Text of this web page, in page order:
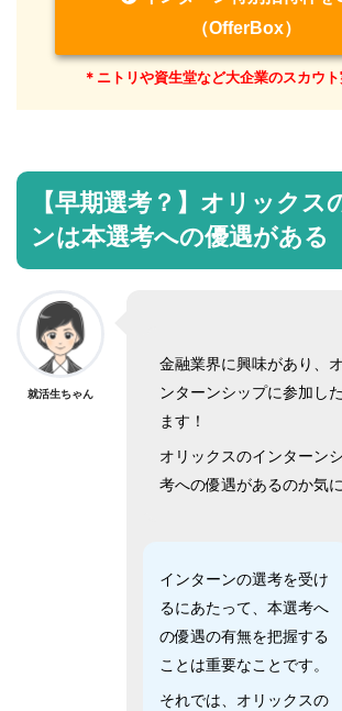
（OfferBox）
＊ニトリや資生堂など大企業のスカウト
【早期選考？】 オリックス
ンは本選考への優遇がある
就活生ちゃん
金融業界に興味があり、
ンターンシップに参加し
ます！
オリックスのインターン
考への優遇があるのか気
インターンの選考を受け
るにあたって、本選考へ
の優遇の有無を把握する
ことは重要なことです。
それでは、オリックスの